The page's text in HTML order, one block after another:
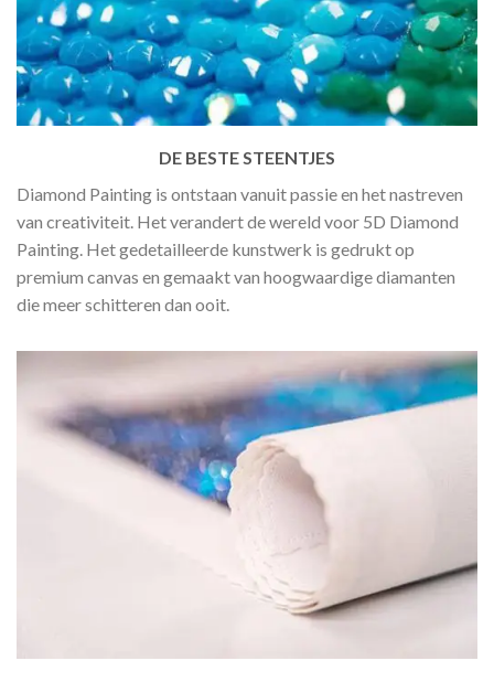
DE BESTE STEENTJES
Diamond Painting is ontstaan vanuit passie en het nastreven
van creativiteit. Het verandert de wereld voor 5D Diamond
Painting. Het gedetailleerde kunstwerk is gedrukt op
premium canvas en gemaakt van hoogwaardige diamanten
die meer schitteren dan ooit.